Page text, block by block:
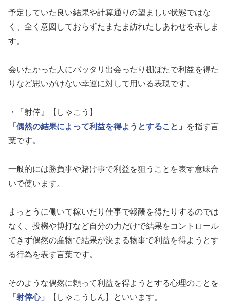
予定していた良い結果や計算通りの望ましい状態ではな
く、全く意図しておらずたまたま訪れたしあわせを表しま
す。
会いたかった人にバッタリ出会ったり棚ぼたで利益を得た
りなど思いがけない幸運に対して用いる表現です。
・『射倖』【しゃこう】
「偶然の結果によって利益を得ようとすること」
を指す言
葉です。
一般的には勝負事や賭け事で利益を狙うことを表す意味合
いで使います。
まっとうに働いて稼いだり仕事で報酬を得たりするのでは
なく、投機や博打など自分の力だけで結果をコントロール
できず偶然の産物で結果が決まる物事で利益を得ようとす
る行為を表す言葉です。
そのような偶然に頼って利益を得ようとする心理のことを
「射倖心」
【しゃこうしん】といいます。